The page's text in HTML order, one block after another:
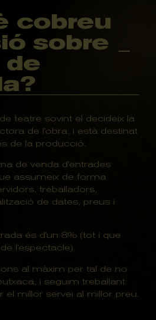
cobreu
sobre
de
teatre sovint el decideix la
de l'obra, i està destinat
de la producció.
de venda d'entrades
assumeix de forma
treballadors,
de dates, preus i
és d'un 8% (tot i que
l'espectacle).
al màxim per tal de no
i seguim treballant
el millor servei al millor preu.